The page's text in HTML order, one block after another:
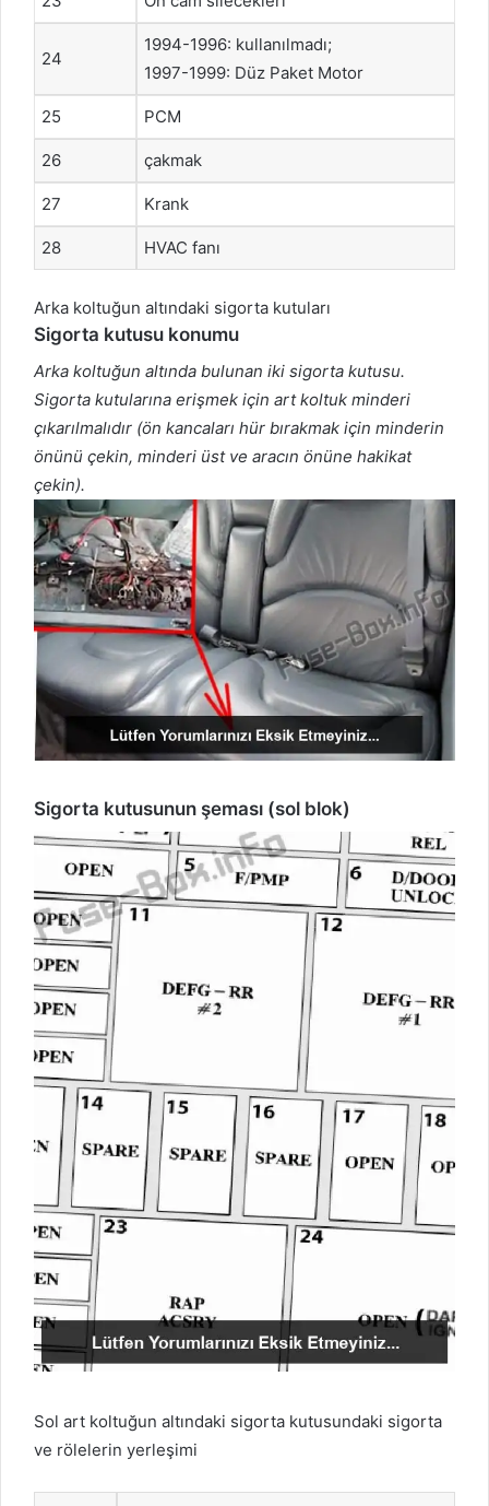
24
1994-1996: kullanılmadı;
1997-1999: Düz Paket Motor
25 PCM
26 çakmak
27 Krank
28 HVAC fanı
Arka koltuğun altındaki sigorta kutuları
Sigorta kutusu konumu
Arka koltuğun altında bulunan iki sigorta kutusu.
Sigorta kutularına erişmek için art koltuk minderi
çıkarılmalıdır (ön kancaları hür bırakmak için minderin
önünü çekin, minderi üst ve aracın önüne hakikat
çekin).
Sigorta kutusunun şeması (sol blok)
Sol art koltuğun altındaki sigorta kutusundaki sigorta
ve rölelerin yerleşimi